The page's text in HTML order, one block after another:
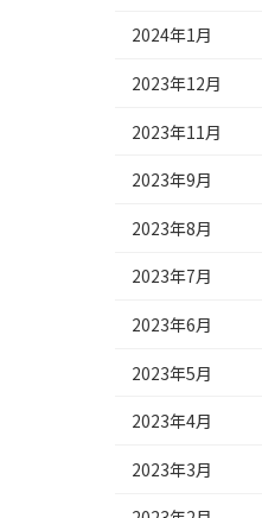
2024年1月
2023年12月
2023年11月
2023年9月
2023年8月
2023年7月
2023年6月
2023年5月
2023年4月
2023年3月